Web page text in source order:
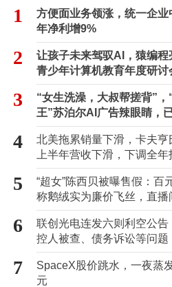
1
方便面业务领涨，统一企业
年净利增9%
2
让孩子未来驾驭AI，猿编程
青少年计算机教育年度研讨
3
“女生洗澡，大叔帮搓背”，
王”苏泊尔AI广告辣眼睛，
4
北美拖累销量下滑，卡夫亨
上半年营收下滑，下调全年
5
“超女”陈西贝被曝售假：百
称鹅绒实为廉价飞丝，直播
百万元
6
联创光电连发六则利空公告
控人被查、债务诉讼等问题
事务所曾出具“保留意见”
7
SpaceX股价跳水，一夜蒸
元